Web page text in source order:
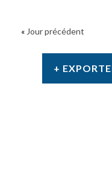
« Jour précédent
+